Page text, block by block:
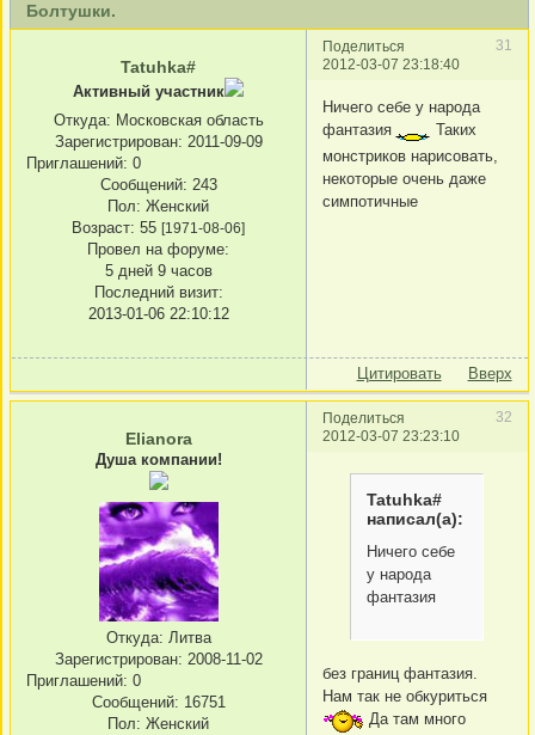
Болтушки.
Поделиться
31
2012-03-07 23:18:40
Tatuhka#
Активный участник
Откуда: Московская область
Зарегистрирован: 2011-09-09
Приглашений: 0
Сообщений: 243
Пол: Женский
Возраст: 55 [1971-08-06]
Провел на форуме:
5 дней 9 часов
Последний визит:
2013-01-06 22:10:12
Ничего себе у народа
фантазия
Таких
монстриков нарисовать,
некоторые очень даже
симпотичные
Цитировать Вверх
Поделиться
32
2012-03-07 23:23:10
Elianora
Душа компании!
Откуда: Литва
Зарегистрирован: 2008-11-02
Приглашений: 0
Сообщений: 16751
Пол: Женский
Tatuhka#
написал(а):
Ничего себе
у народа
фантазия
без границ фантазия.
Нам так не обкуриться
Да там много